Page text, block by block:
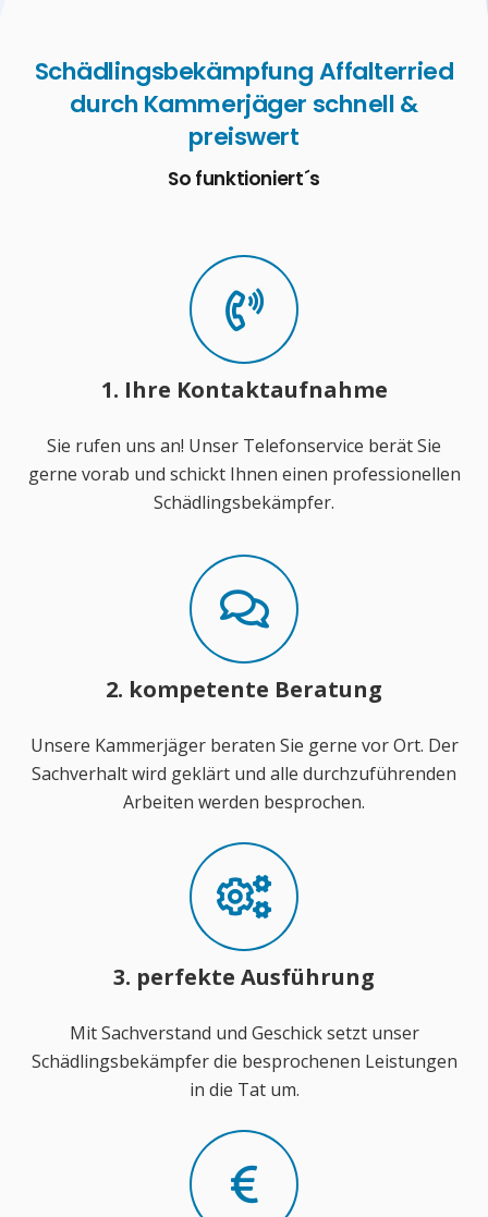
Schädlingsbekämpfung Affalterried
durch Kammerjäger schnell &
preiswert
So funktioniert´s
1. Ihre Kontaktaufnahme
Sie rufen uns an! Unser Telefonservice berät Sie
gerne vorab und schickt Ihnen einen professionellen
Schädlingsbekämpfer.
2. kompetente Beratung
Unsere Kammerjäger beraten Sie gerne vor Ort. Der
Sachverhalt wird geklärt und alle durchzuführenden
Arbeiten werden besprochen.
3. perfekte Ausführung
Mit Sachverstand und Geschick setzt unser
Schädlingsbekämpfer die besprochenen Leistungen
in die Tat um.